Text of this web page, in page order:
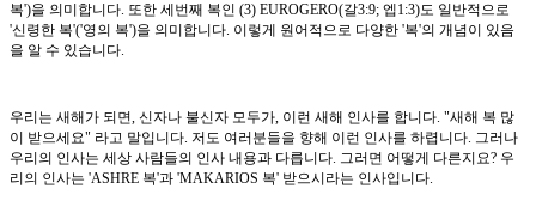
복')을 의미합니다. 또한 세번째 복인 (3) EUROGERO(갈3:9; 엡1:3)도 일반적으로
'신령한 복'('영의 복')을 의미합니다. 이렇게 원어적으로 다양한 '복'의 개념이 있음
을 알 수 있습니다.
우리는 새해가 되면, 신자나 불신자 모두가, 이런 새해 인사를 합니다. "새해 복 많
이 받으세요" 라고 말입니다. 저도 여러분들을 향해 이런 인사를 하렵니다. 그러나
우리의 인사는 세상 사람들의 인사 내용과 다릅니다. 그러면 어떻게 다른지요? 우
리의 인사는 'ASHRE 복'과 'MAKARIOS 복' 받으시라는 인사입니다.